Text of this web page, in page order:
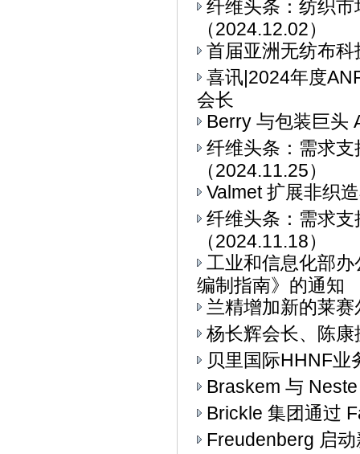
纤维头条：纺织
（2024.12.02）
首届亚洲无纺布
喜讯|2024年度
会长
Berry 与包装巨头
纤维头条：需求
（2024.11.25）
Valmet 扩展非织
纤维头条：需求
（2024.11.18）
工业和信息化部
编制指南》的通知
兰精增加新的莱
杨长辉会长、陈
贝里国际HHNF业
Braskem 与
Brickle 集团通过
Freudenberg 启